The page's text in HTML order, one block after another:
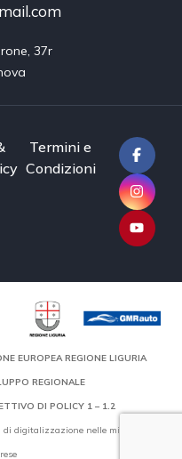
37r
Termini e
Condizioni
EUROPEA REGIONE LIGURIA
REGIONALE
DI POLICY 1 – 1.2
digitalizzazione nelle micro, piccole